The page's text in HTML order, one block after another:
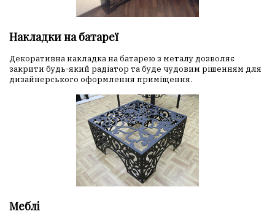
Накладки на батареї
Декоративна накладка на батарею з металу дозволяє
закрити будь-який радіатор та буде чудовим рішенням для
дизайнерського оформлення приміщення.
Меблі